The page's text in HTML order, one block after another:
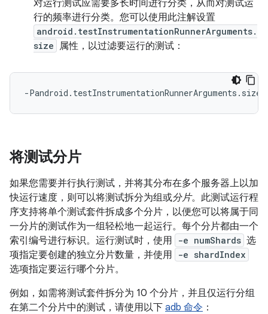
对运行测试应需要多长时间进行分类，从而对测试运
行的频率进行分类。您可以使用此注解设置
android.testInstrumentationRunnerArguments.
size 属性，以过滤要运行的测试：
将测试分片
如果您需要并行执行测试，并将其分布在多个服务器上以加
快运行速度，则可以将测试拆分为组或分片。此测试运行程
序支持将单个测试套件拆成多个分片，以便您可以将属于同
一分片的测试作为一组轻松地一起运行。每个分片都由一个
索引编号进行标识。运行测试时，使用
-e numShards 选
项指定要创建的独立分片数量，并使用
-e shardIndex
选项指定要运行哪个分片。
例如，如需将测试套件拆分为 10 个分片，并且仅运行分组
在第二个分片中的测试，请使用以下 adb 命令 ：